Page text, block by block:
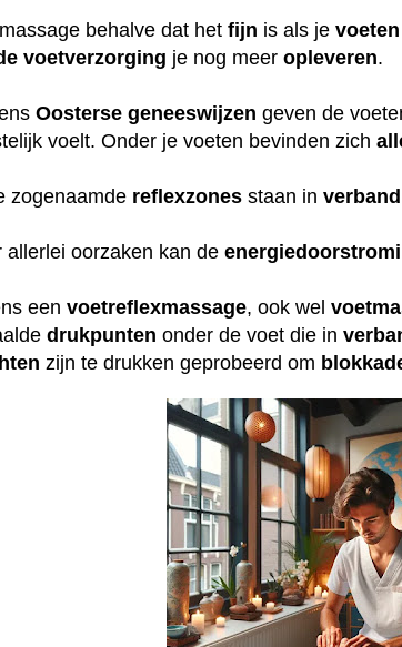
behalve dat hetfijn is als jevoeten
voetverzorging je nog meeropleveren.
Oosterse geneeswijzen geven de
voelt. Onder je voeten bevinden zich
zogenaamde reflexzones staan inverband
allerlei oorzaken kan de
eenvoetreflexmassage, ook wel
drukpunten onder de voet die in
zijn te drukken geprobeerd om